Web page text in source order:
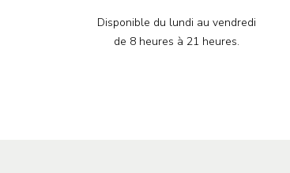
Disponible du lundi au vendredi
de 8 heures à 21 heures.